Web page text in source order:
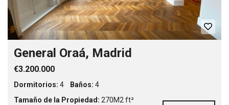
General Oraá, Madrid
€3.200.000
Dormitorios: 4 Baños: 4
Tamaño de la Propiedad: 270M2 ft²